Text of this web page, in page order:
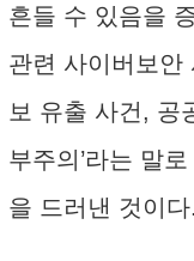
흔들 수 있음을
관련 사이버보안
보 유출 사건, 공
부주의’라는 말
을 드러낸 것이다.